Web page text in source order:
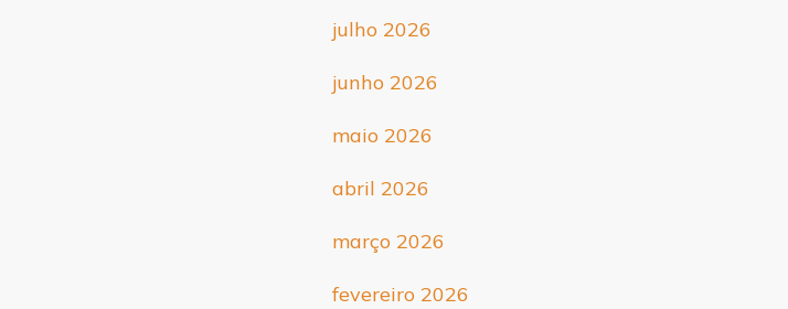
julho 2026
junho 2026
maio 2026
abril 2026
março 2026
fevereiro 2026